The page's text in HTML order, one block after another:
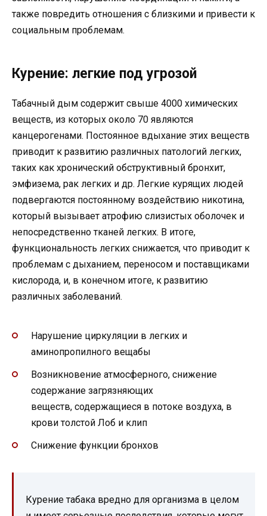
также повредить отношения с близкими и привести к
социальным проблемам.
Курение: легкие под угрозой
Табачный дым содержит свыше 4000 химических
веществ, из которых около 70 являются
канцерогенами. Постоянное вдыхание этих веществ
приводит к развитию различных патологий легких,
таких как хронический обструктивный бронхит,
эмфизема, рак легких и др. Легкие курящих людей
подвергаются постоянному воздействию никотина,
который вызывает атрофию слизистых оболочек и
непосредственно тканей легких. В итоге,
функциональность легких снижается, что приводит к
проблемам с дыханием, переносом и поставщиками
кислорода, и, в конечном итоге, к развитию
различных заболеваний.
Нарушение циркуляции в легких и
аминопропилного вещабы
Возникновение атмосферного, снижение
содержание загрязняющих
веществ, содержащиеся в потоке воздуха, в
крови толстой Лоб и клип
Снижение функции бронхов
Курение табака вредно для организма в целом